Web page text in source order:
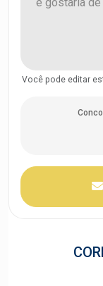
Você pode editar